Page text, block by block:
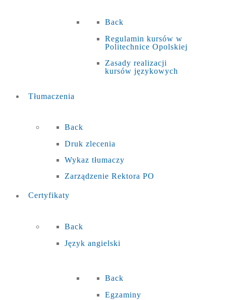
Back
Regulamin kursów w
Politechnice Opolskiej
Zasady realizacji
kursów językowych
Tłumaczenia
Back
Druk zlecenia
Wykaz tłumaczy
Zarządzenie Rektora PO
Certyfikaty
Back
Język angielski
Back
Egzaminy